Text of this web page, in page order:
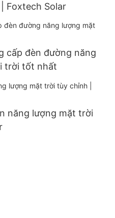
Foxtech Solar
cấp đèn đường năng
trời tốt nhất
năng lượng mặt trời